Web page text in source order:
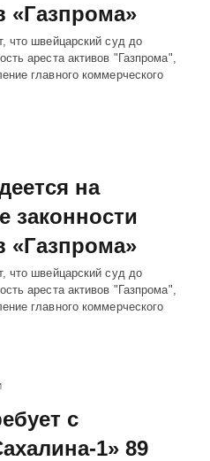
«Газпрома»
что швейцарский суд до
ареста активов "Газпрома",
главного коммерческого
на
законности
«Газпрома»
что швейцарский суд до
ареста активов "Газпрома",
главного коммерческого
с
1» 89